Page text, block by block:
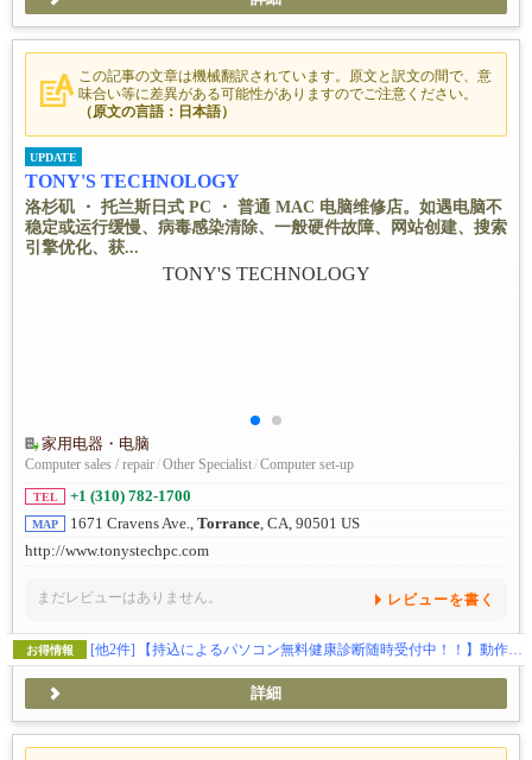
この記事の文章は機械翻訳されています。原文と訳文の間で、意
味合い等に差異がある可能性がありますのでご注意ください。
（原文の言語：日本語）
UPDATE
TONY'S TECHNOLOGY
洛杉矶 ・ 托兰斯日式 PC ・ 普通 MAC 电脑维修店。如遇电脑不
稳定或运行缓慢、病毒感染清除、一般硬件故障、网站创建、搜索
引擎优化、获...
家用电器・电脑
Computer sales / repair/Other Specialist/Computer set-up
TEL +1 (310) 782-1700
MAP 1671 Cravens Ave., Torrance, CA, 90501 US
http://www.tonystechpc.com
まだレビューはありません。 レビューを書く
お得情報 [他2件] 【持込によるパソコン無料健康診断随時受付中！！】動作が遅い…、ウイルス感染、ハードの故障全般、ウェブサイトの制作、SEO対策、独自ドメイン・メールの取得などお気軽にご相談下さい。
詳細